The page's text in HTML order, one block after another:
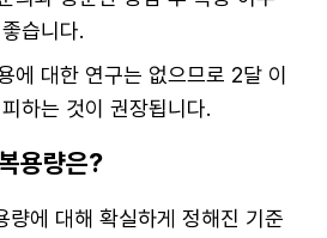
습니다.
에 대한 연구는 없으므로 2달 이
하는 것이 권장됩니다.
용량은?
량에 대해 확실하게 정해진 기준